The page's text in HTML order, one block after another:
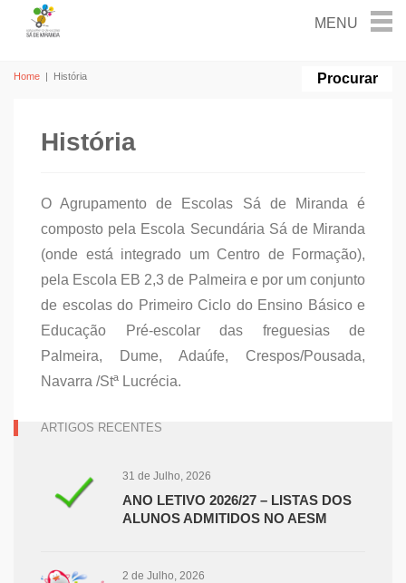
Home | História
História
O Agrupamento de Escolas Sá de Miranda é
composto pela Escola Secundária Sá de Miranda
(onde está integrado um Centro de Formação),
pela Escola EB 2,3 de Palmeira e por um conjunto
de escolas do Primeiro Ciclo do Ensino Básico e
Educação Pré-escolar das freguesias de
Palmeira, Dume, Adaúfe, Crespos/Pousada,
Navarra /Stª Lucrécia.
ARTIGOS RECENTES
31 de Julho, 2026
ANO LETIVO 2026/27 – LISTAS DOS
ALUNOS ADMITIDOS NO AESM
2 de Julho, 2026